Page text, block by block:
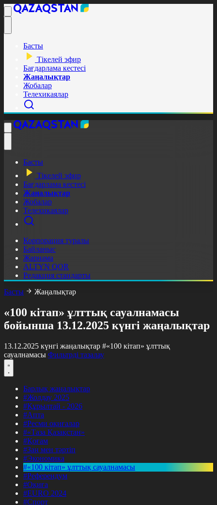
Басты
Тікелей эфир
Бағдарлама кестесі
Жаңалықтар
Жобалар
Телехикаялар
Басты
Тікелей эфир
Бағдарлама кестесі
Жаңалықтар
Жобалар
Телехикаялар
Корпорация туралы
Байланыс
Жарнама
ALTYN QOR
Редакция стандарты
Басты
Жаңалықтар
«100 кітап» ұлттық сауалнамасы
бойынша 13.12.2025 күнгі жаңалықтар
13.12.2025 күнгі жаңалықтар #«100 кітап» ұлттық
сауалнамасы Фильтрді тазалау
Барлық жаңалықтар
#Жолдау 2025
#Құрылтай - 2026
#Апта
#Ресми оқиғалар
#«Таза Қазақстан»
#Қоғам
#Заң мен тәртіп
#Экономика
#«100 кітап» ұлттық сауалнамасы
#Референдум
#Оқиға
#EURO 2024
#Спорт